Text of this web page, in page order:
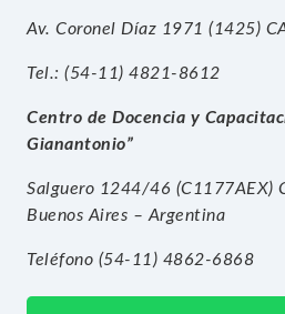
Av. Coronel Díaz 1971 (1425)
Tel.: (54-11) 4821-8612
Centro de Docencia y
Gianantonio”
Salguero 1244/46 (C1177AEX)
Buenos Aires – Argentina
Teléfono (54-11) 4862-6868